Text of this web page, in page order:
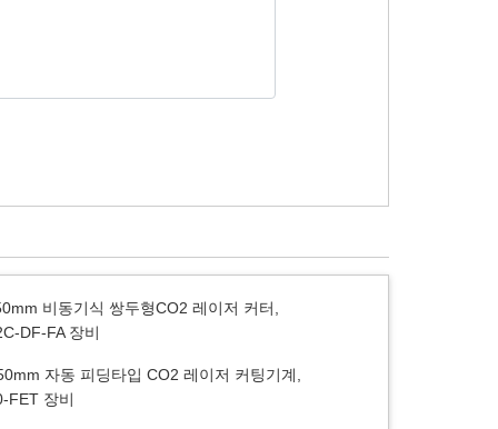
비동기식 쌍두형CO2 레이저 커터,
DF-FA 장비
자동 피딩타입 CO2 레이저 커팅기계,
FET 장비